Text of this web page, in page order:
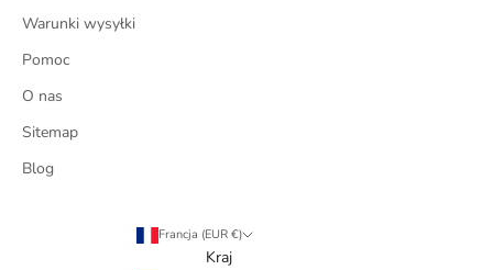
Warunki wysyłki
Pomoc
O nas
Sitemap
Blog
Francja (EUR €)
Kraj